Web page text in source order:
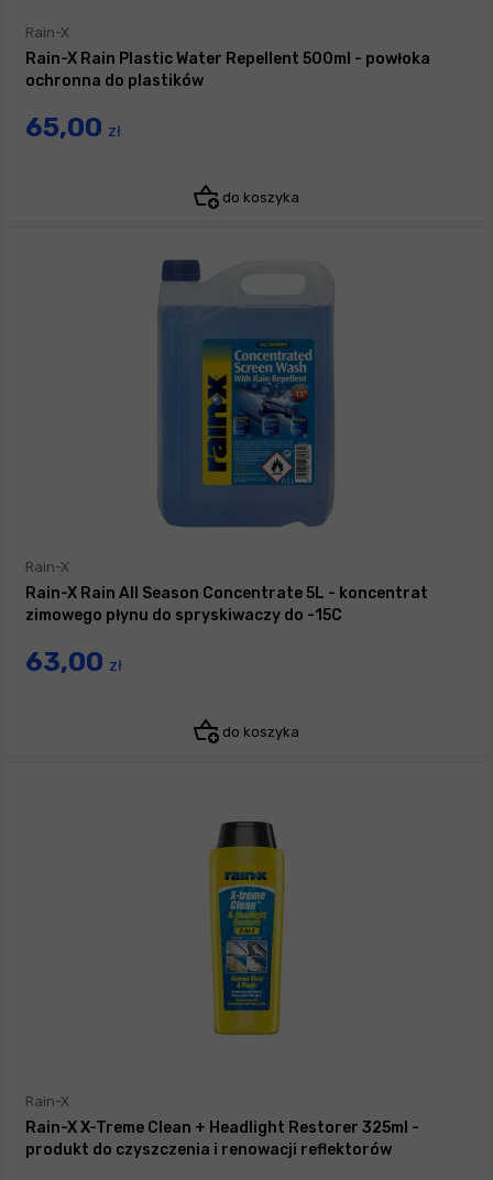
Rain-X
Rain-X Rain Plastic Water Repellent 500ml - powłoka
ochronna do plastików
65,00 zł
do koszyka
Rain-X
Rain-X Rain All Season Concentrate 5L - koncentrat
zimowego płynu do spryskiwaczy do -15C
63,00 zł
do koszyka
Rain-X
Rain-X X-Treme Clean + Headlight Restorer 325ml -
produkt do czyszczenia i renowacji reflektorów